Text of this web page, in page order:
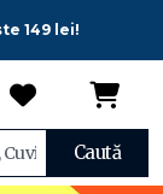
149 lei!
Caută